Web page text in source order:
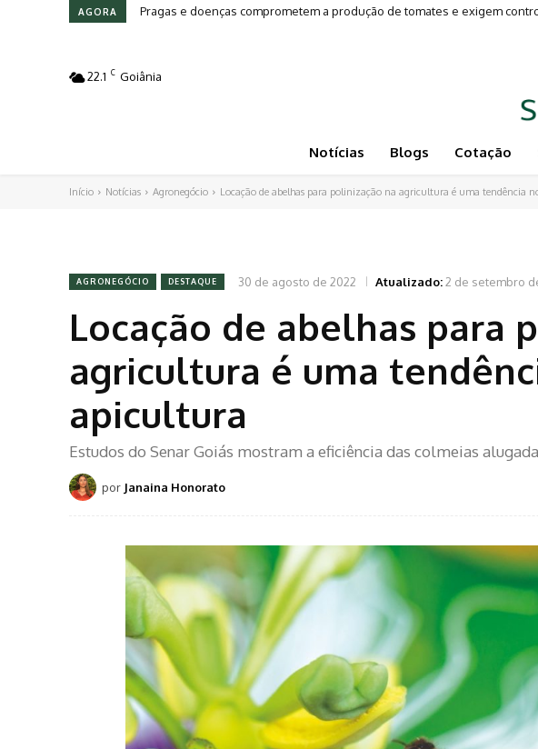
AGORA Pragas e doenças comprometem a produção de tomates e exigem
Leilões em Alta: Genética e investimento movimentam a Pecuária
22.1 C Goiânia
Notícias Blogs Cotação
Início Notícias Agronegócio Locação de abelhas para polinização na agricultura é uma tendência
AGRONEGÓCIO DESTAQUE 30 de agosto de 2022 Atualizado:2 de setembro
Locação de abelhas para
agricultura é uma
apicultura
Estudos do Senar Goiás mostram a eficiência das colmeias
por Janaina Honorato